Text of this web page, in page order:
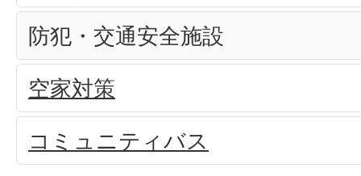
防犯・交通安全施設
空家対策
コミュニティバス